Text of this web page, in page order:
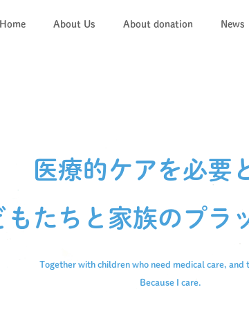
Home About Us About donation News
医療的ケアを必要
もたちと 家族のプラ
Together with children who need medical care, and
Because I care.